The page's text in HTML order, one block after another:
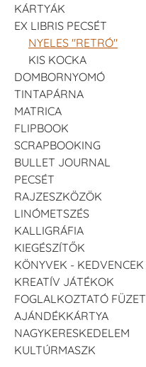
KÁRTYÁK
EX LIBRIS PECSÉT
NYELES "RETRÓ"
KIS KOCKA
DOMBORNYOMÓ
TINTAPÁRNA
MATRICA
FLIPBOOK
SCRAPBOOKING
BULLET JOURNAL
PECSÉT
RAJZESZKÖZÖK
LINÓMETSZÉS
KALLIGRÁFIA
KIEGÉSZÍTŐK
KÖNYVEK - KEDVENCEK
KREATÍV JÁTÉKOK
FOGLALKOZTATÓ FÜZET
AJÁNDÉKKÁRTYA
NAGYKERESKEDELEM
KULTÚRMASZK